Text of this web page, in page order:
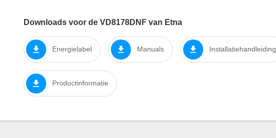
Downloads voor de VD8178DNF van Etna
Energielabel Manuals Installatiehandleiding
Productinformatie